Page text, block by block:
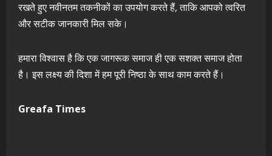
रखते हुए नवीनतम तकनीकों का उपयोग करते हैं, ताकि आपको त्वरित
और सटीक जानकारी मिल सके।
हमारा विश्वास है कि एक जागरूक समाज ही एक सशक्त समाज होता
है। इस लक्ष्य की दिशा में हम पूरी निष्ठा के साथ काम करते हैं।
Greafa Times